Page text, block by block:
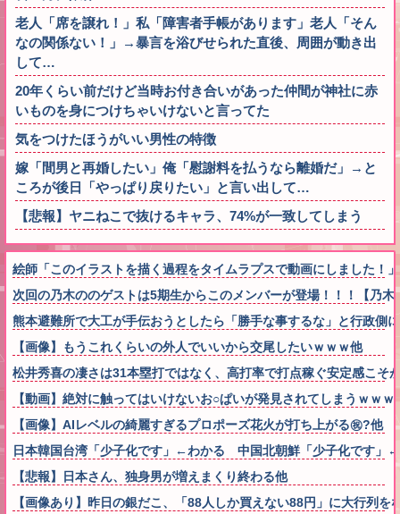
老人「席を譲れ！」私「障害者手帳があります」老人「そん
なの関係ない！」→暴言を浴びせられた直後、周囲が動き出
して…
20年くらい前だけど当時お付き合いがあった仲間が神社に赤
いものを身につけちゃいけないと言ってた
気をつけたほうがいい男性の特徴
嫁「間男と再婚したい」俺「慰謝料を払うなら離婚だ」→と
ころが後日「やっぱり戻りたい」と言い出して…
【悲報】ヤニねこで抜けるキャラ、74%が一致してしまう
絵師「このイラストを描く過程をタイムラプスで動画にしました！
次回の乃木ののゲストは5期生からこのメンバーが登場！！！【乃木
熊本避難所で大工が手伝おうとしたら「勝手な事するな」と行政
【画像】もうこれくらいの外人でいいから交尾したいｗｗｗ他
松井秀喜の凄さは31本塁打ではなく、高打率で打点稼ぐ安定感こそ
【動画】絶対に触ってはいけないお○ぱいが発見されてしまうｗｗｗ
【画像】AIレベルの綺麗すぎるプロポーズ花火が打ち上がる㊗?他
日本韓国台湾「少子化です」←わかる 中国北朝鮮「少子化です」
【悲報】日本さん、独身男が増えまくり終わる他
【画像あり】昨日の銀だこ、「88人しか買えない88円」に大行列を